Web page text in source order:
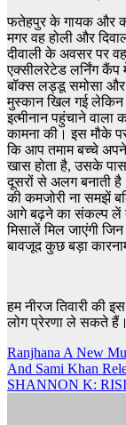
फतेहपुर के गायक और
मगर वह होली और
दीवाली के अवसर पर
एक्सीलरेटेड लर्निंग कैंप
बॉक्स लड्डू समोसा और
मुस्कान खिल गई लेकिन
इत्मीनान पहुंचाने
कामना की। इस मौके
कि आप तमाम बच्चे अपने
खास होता है, उसके
दूसरों से अलग बनाती
की कमजोरी ना समझें
आगे बढ़ने का संकल्प लें
मिसालें मिल जाएंगी
बावजूद कुछ बड़ा
हम नीरज तिवारी की
लोग प्रेरणा ले सकते हैं।
Post
navigation
Ranjhana A New
And Sami Khan
SHANNON K: